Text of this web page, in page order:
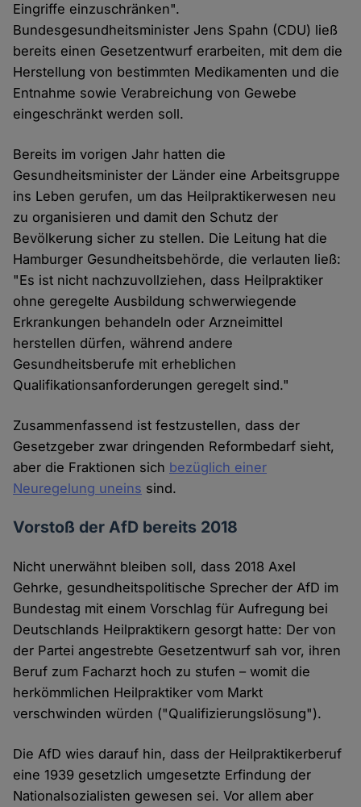
Eingriffe einzuschränken".
Bundesgesundheitsminister Jens Spahn (CDU) ließ
bereits einen Gesetzentwurf erarbeiten, mit dem die
Herstellung von bestimmten Medikamenten und die
Entnahme sowie Verabreichung von Gewebe
eingeschränkt werden soll.
Bereits im vorigen Jahr hatten die
Gesundheitsminister der Länder eine Arbeitsgruppe
ins Leben gerufen, um das Heilpraktikerwesen neu
zu organisieren und damit den Schutz der
Bevölkerung sicher zu stellen. Die Leitung hat die
Hamburger Gesundheitsbehörde, die verlauten ließ:
"Es ist nicht nachzuvollziehen, dass Heilpraktiker
ohne geregelte Ausbildung schwerwiegende
Erkrankungen behandeln oder Arzneimittel
herstellen dürfen, während andere
Gesundheitsberufe mit erheblichen
Qualifikationsanforderungen geregelt sind."
Zusammenfassend ist festzustellen, dass der
Gesetzgeber zwar dringenden Reformbedarf sieht,
aber die Fraktionen sich bezüglich einer
Neuregelung uneins sind.
Vorstoß der AfD bereits 2018
Nicht unerwähnt bleiben soll, dass 2018 Axel
Gehrke, gesundheitspolitische Sprecher der AfD im
Bundestag mit einem Vorschlag für Aufregung bei
Deutschlands Heilpraktikern gesorgt hatte: Der von
der Partei angestrebte Gesetzentwurf sah vor, ihren
Beruf zum Facharzt hoch zu stufen – womit die
herkömmlichen Heilpraktiker vom Markt
verschwinden würden ("Qualifizierungslösung").
Die AfD wies darauf hin, dass der Heilpraktikerberuf
eine 1939 gesetzlich umgesetzte Erfindung der
Nationalsozialisten gewesen sei. Vor allem aber